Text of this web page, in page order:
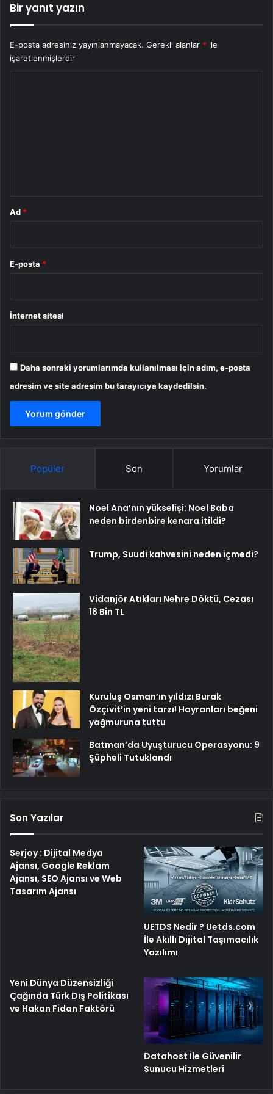
Bir yanıt yazın
E-posta adresiniz yayınlanmayacak. Gerekli alanlar * ile
işaretlenmişlerdir
Ad *
E-posta *
İnternet sitesi
Daha sonraki yorumlarımda kullanılması için adım, e-posta
adresim ve site adresim bu tarayıcıya kaydedilsin.
Popüler Son Yorumlar
Noel Ana’nın yükselişi: Noel Baba
neden birdenbire kenara itildi?
Trump, Suudi kahvesini neden içmedi?
Vidanjör Atıkları Nehre Döktü, Cezası
18 Bin TL
Kuruluş Osman’ın yıldızı Burak
Özçivit’in yeni tarzı! Hayranları beğeni
yağmuruna tuttu
Batman’da Uyuşturucu Operasyonu: 9
Şüpheli Tutuklandı
Son Yazılar
Serjoy : Dijital Medya
Ajansı, Google Reklam
Ajansı, SEO Ajansı ve Web
Tasarım Ajansı
UETDS Nedir ? Uetds.com
İle Akıllı Dijital Taşımacılık
Yazılımı
Yeni Dünya Düzensizliği
Çağında Türk Dış Politikası
ve Hakan Fidan Faktörü
Datahost İle Güvenilir
Sunucu Hizmetleri